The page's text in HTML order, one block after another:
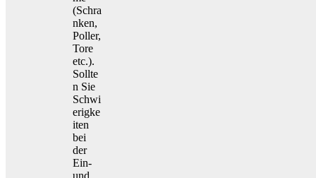
(Schra
nken,
Poller,
Tore
etc.).
Sollte
n Sie
Schwi
erigke
iten
bei
der
Ein-